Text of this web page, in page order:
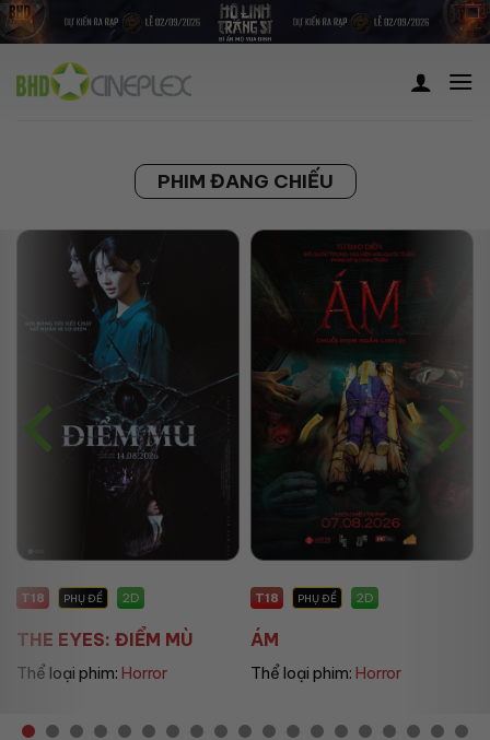
Skip
to
content
PHIM ĐANG CHIẾU
T18 PHỤ ĐỀ 2D
ÁM
Thể loại phim:Horror
P PHỤ ĐỀ 2D
UMAMUSUME: PRETT...
Thể loại phim:Animation